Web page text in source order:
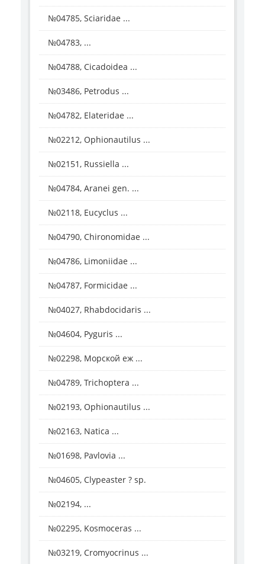
№04785, Sciaridae ...
№04783, ...
№04788, Cicadoidea ...
№03486, Petrodus ...
№04782, Elateridae ...
№02212, Ophionautilus ...
№02151, Russiella ...
№04784, Aranei gen. ...
№02118, Eucyclus ...
№04790, Chironomidae ...
№04786, Limoniidae ...
№04787, Formicidae ...
№04027, Rhabdocidaris ...
№04604, Pyguris ...
№02298, Морской еж ...
№04789, Trichoptera ...
№02193, Ophionautilus ...
№02163, Natica ...
№01698, Pavlovia ...
№04605, Clypeaster ? sp.
№02194, ...
№02295, Kosmoceras ...
№03219, Cromyocrinus ...